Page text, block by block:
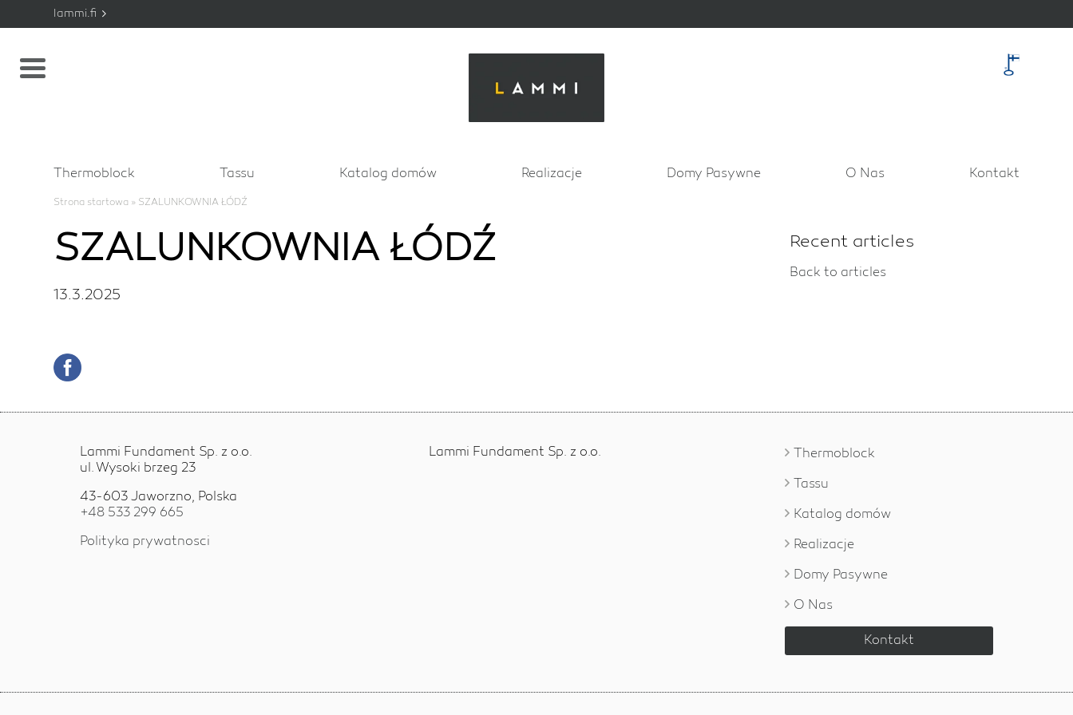
lammi.fi
Thermoblock Tassu Katalog domów Realizacje Domy Pasywne O Nas Kontakt
Strona startowa » SZALUNKOWNIA ŁÓDŹ
SZALUNKOWNIA ŁÓDŹ
13.3.2025
Recent articles
Back to articles
Lammi Fundament Sp. z o.o.
ul. Wysoki brzeg 23
43-603 Jaworzno, Polska
+48 533 299 665
Polityka prywatnosci
Lammi Fundament Sp. z o.o. Thermoblock
Tassu
Katalog domów
Realizacje
Domy Pasywne
O Nas
Kontakt